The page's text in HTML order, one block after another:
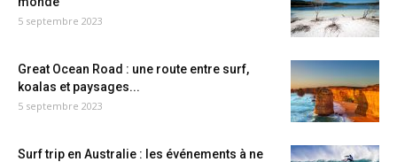
5 septembre 2023
Great Ocean Road : une route entre surf,
koalas et paysages...
5 septembre 2023
Surf trip en Australie : les événements à ne